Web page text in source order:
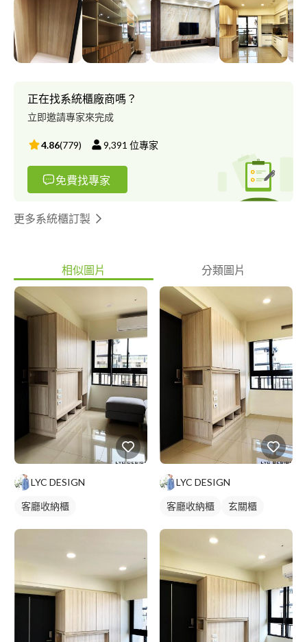
依照業主的需求及預算，兼顧機能與實用的生活空間將完整呈現，
業主委託給我的不只是房子，而是滿滿的寄託與信任，我將帶領業
主敞開住家的大門，細細品味量身訂製的居家環境。
正在找系統櫃廠商嗎？
立即邀請專家來完成
4.86(779) 9,391 位專家
免費找專家
更多系統櫃訂製
相似圖片 分類圖片
LYC DESIGN
客廳收納櫃
LYC DESIGN
客廳收納櫃 玄關櫃